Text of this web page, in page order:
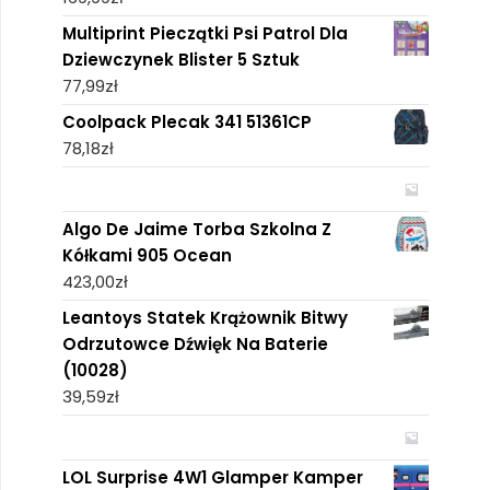
Multiprint Pieczątki Psi Patrol Dla
Dziewczynek Blister 5 Sztuk
77,99zł
Coolpack Plecak 341 51361CP
78,18zł
Algo De Jaime Torba Szkolna Z
Kółkami 905 Ocean
423,00zł
Leantoys Statek Krążownik Bitwy
Odrzutowce Dźwięk Na Baterie
(10028)
39,59zł
LOL Surprise 4W1 Glamper Kamper